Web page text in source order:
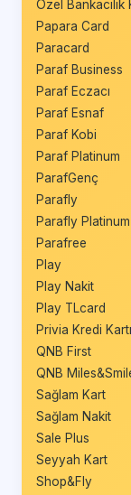
Özel Bankacılık
Papara Card
Paracard
Paraf Business
Paraf Eczacı
Paraf Esnaf
Paraf Kobi
Paraf Platinum
ParafGenç
Parafly
Parafly Platinum
Parafree
Play
Play Nakit
Play TLcard
Privia Kredi Kartı
QNB First
QNB
Sağlam Kart
Sağlam Nakit
Sale Plus
Seyyah Kart
Shop&Fly